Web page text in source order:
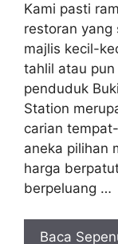
Kami pasti
restoran yang
majlis kecil-
tahlil atau pun
penduduk
Station
carian
aneka pilihan
harga
berpeluang …
Baca